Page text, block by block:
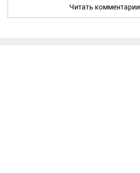
Читать комментарии